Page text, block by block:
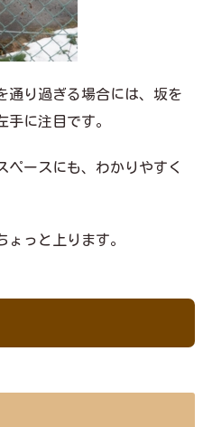
通り過ぎる場合には、坂を
手に注目です。
ペースにも、わかりやすく
ょっと上ります。